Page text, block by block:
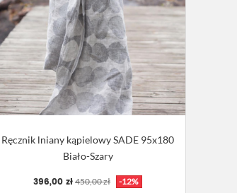
Ręcznik lniany kąpielowy SADE 95x180
Biało-Szary
396,00 zł 450,00 zł -12%